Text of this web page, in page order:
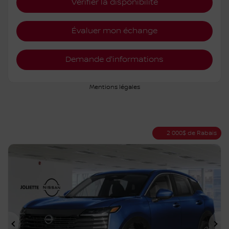
Vérifier la disponibilité
Évaluer mon échange
Demande d'informations
Mentions légales
2 000$ de Rabais